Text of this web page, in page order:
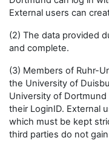
External users can
(2) The data provided
and complete.
(3) Members of Ruhr-
the University of
University of
their LoginID. External
which must be kept
third parties do not